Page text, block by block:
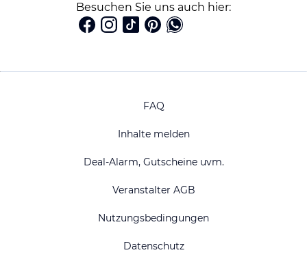
Besuchen Sie uns auch hier:
FAQ
Inhalte melden
Deal-Alarm, Gutscheine uvm.
Veranstalter AGB
Nutzungsbedingungen
Datenschutz